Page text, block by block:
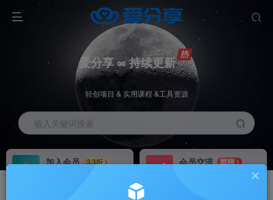
爱分享 ∞ 持续更新
轻创项目 & 实用课程 &工具资源
输入关键词搜索
加入会员
3.3折
会员交流
群聊